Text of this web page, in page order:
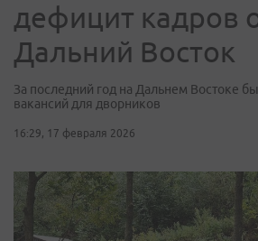
дефицит кадров
Дальний Восток
За последний год на Дальнем Востоке
вакансий для дворников
16:29, 17 февраля 2026